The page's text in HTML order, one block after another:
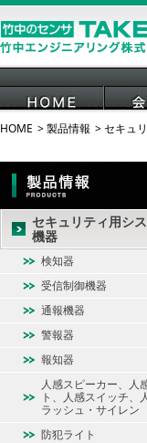
HOME
HOME 製品情報 セキュ
セキュリティ用シ
機器
検知器
受信制御機器
通報機器
警報器
報知器
人感スピーカー、人
ト、人感スイッチ、
ラッシュ・サイレン
防犯ライト